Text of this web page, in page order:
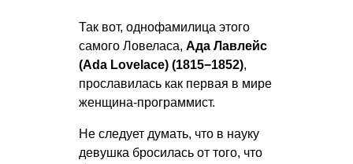
Так вот, однофамилица этого
самого Ловеласа, Ада Лавлейс
(Ada Lovelace) (1815−1852),
прославилась как первая в мире
женщина-программист.
Не следует думать, что в науку
девушка бросилась от того, что